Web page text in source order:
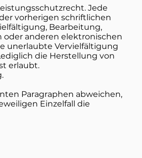
Jede
vorherigen schriftlichen
Bearbeitung,
oder anderen elektronischen
unerlaubte Vervielfältigung
die Herstellung von
erlaubt.
Paragraphen abweichen,
Einzelfall die